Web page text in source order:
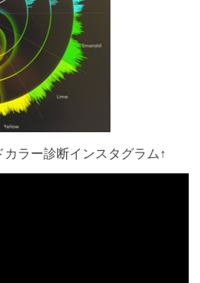
ラー診断インスタグラム↑